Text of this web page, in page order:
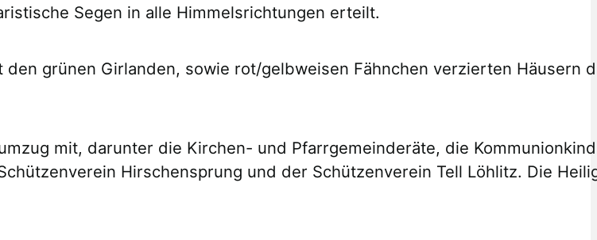
Segen in alle Himmelsrichtungen erteilt.
grünen Girlanden, sowie rot/gelbweisen Fähnchen verzierten Häusern
mit, darunter die Kirchen- und Pfarrgemeinderäte, die
Hirschensprung und der Schützenverein Tell Löhlitz. Die